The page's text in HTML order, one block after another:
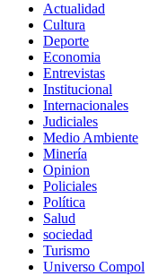
Actualidad
Cultura
Deporte
Economia
Entrevistas
Institucional
Internacionales
Judiciales
Medio Ambiente
Minería
Opinion
Policiales
Política
Salud
sociedad
Turismo
Universo Compol